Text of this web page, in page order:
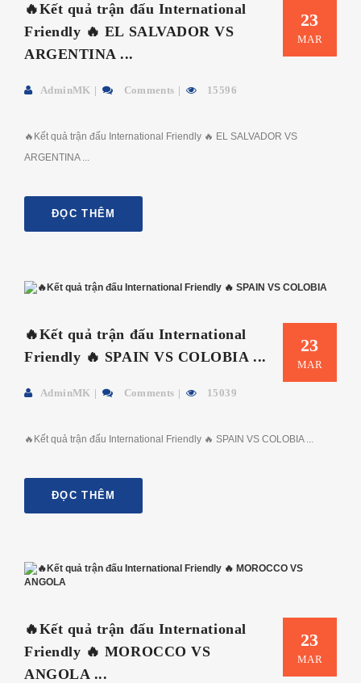
23
MAR
🔥Kết quả trận đấu International
Friendly 🔥 EL SALVADOR VS
ARGENTINA ...
AdminMK Comments 15596
🔥Kết quả trận đấu International Friendly 🔥 EL SALVADOR VS
ARGENTINA ...
ĐỌC THÊM
23
MAR
🔥Kết quả trận đấu International
Friendly 🔥 SPAIN VS COLOBIA ...
AdminMK Comments 15039
🔥Kết quả trận đấu International Friendly 🔥 SPAIN VS COLOBIA ...
ĐỌC THÊM
23
MAR
🔥Kết quả trận đấu International
Friendly 🔥 MOROCCO VS
ANGOLA ...